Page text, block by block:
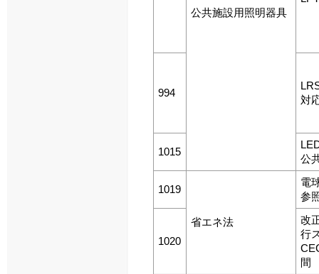
公共施設用照明器具
994
対
1015
公
1019
省エネ法
電
参
1020
改
行
間